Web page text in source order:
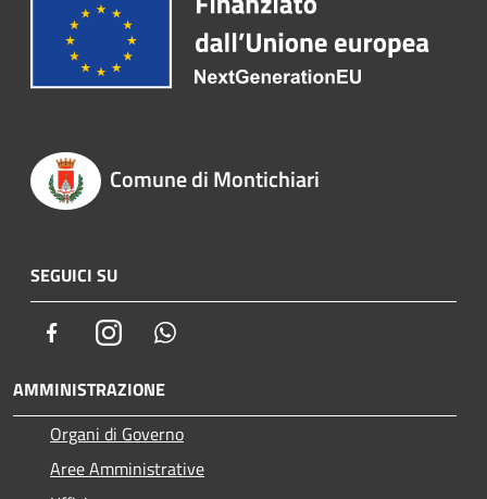
Comune di Montichiari
SEGUICI SU
FacebookInstagram
AMMINISTRAZIONE
Organi di Governo
Aree Amministrative